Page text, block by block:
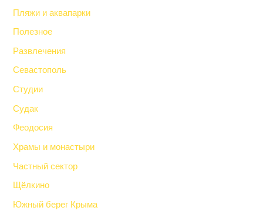
Пляжи и аквапарки
Полезное
Развлечения
Севастополь
Студии
Судак
Феодосия
Храмы и монастыри
Частный сектор
Щёлкино
Южный берег Крыма